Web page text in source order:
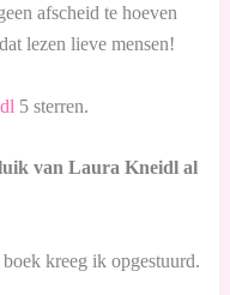
afscheid te hoeven
lezen lieve mensen!
5 sterren.
van Laura Kneidl al
kreeg ik opgestuurd.